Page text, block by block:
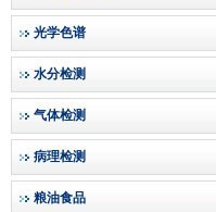
光学色谱
水分检测
气体检测
病理检测
粮油食品